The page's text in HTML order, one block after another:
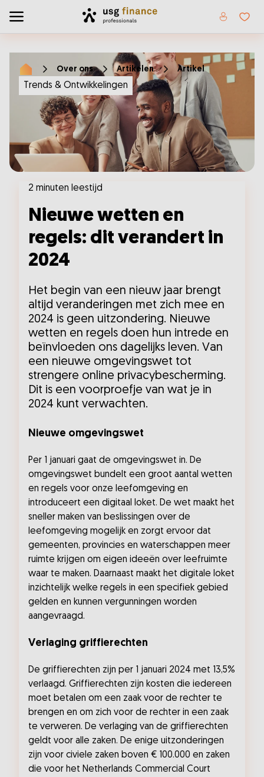
Toggle menu
Home
Home
Over ons Artikelen Artikel
Trends & Ontwikkelingen
2 minuten leestijd
Nieuwe wetten en
regels: dit verandert in
2024
Het begin van een nieuw jaar brengt
altijd veranderingen met zich mee en
2024 is geen uitzondering. Nieuwe
wetten en regels doen hun intrede en
beïnvloeden ons dagelijks leven. Van
een nieuwe omgevingswet tot
strengere online privacybescherming.
Dit is een voorproefje van wat je in
2024 kunt verwachten.
Nieuwe omgevingswet
Per 1 januari gaat de omgevingswet in. De
omgevingswet bundelt een groot aantal wetten
en regels voor onze leefomgeving en
introduceert een digitaal loket. De wet maakt het
sneller maken van beslissingen over de
leefomgeving mogelijk en zorgt ervoor dat
gemeenten, provincies en waterschappen meer
ruimte krijgen om eigen ideeën over leefruimte
waar te maken. Daarnaast maakt het digitale loket
inzichtelijk welke regels in een specifiek gebied
gelden en kunnen vergunningen worden
aangevraagd.
Verlaging griffierechten
De griffierechten zijn per 1 januari 2024 met 13,5%
verlaagd. Griffierechten zijn kosten die iedereen
moet betalen om een zaak voor de rechter te
brengen en om zich voor de rechter in een zaak
te verweren. De verlaging van de griffierechten
geldt voor alle zaken. De enige uitzonderingen
zijn voor civiele zaken boven € 100.000 en zaken
die voor het Netherlands Commercial Court